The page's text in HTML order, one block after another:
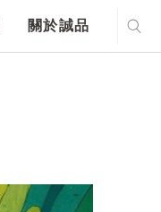
關於誠品